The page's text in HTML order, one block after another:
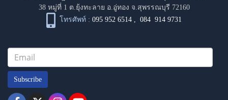
38 หมู่ที่ 1 ต.ยุ้งทะลาย อ.อู่ทอง จ.สุพรรณบุรี 72160
โทรศัพท์ : 095 952 6514 ,084 914 9731
Subscribe